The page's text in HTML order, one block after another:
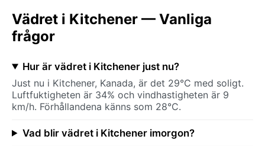
Vädret i Kitchener — Vanliga
frågor
Hur är vädret i Kitchener just nu?
Just nu i Kitchener, Kanada, är det 29°C med soligt.
Luftfuktigheten är 34% och vindhastigheten är 9
km/h. Förhållandena känns som 28°C.
Vad blir vädret i Kitchener imorgon?